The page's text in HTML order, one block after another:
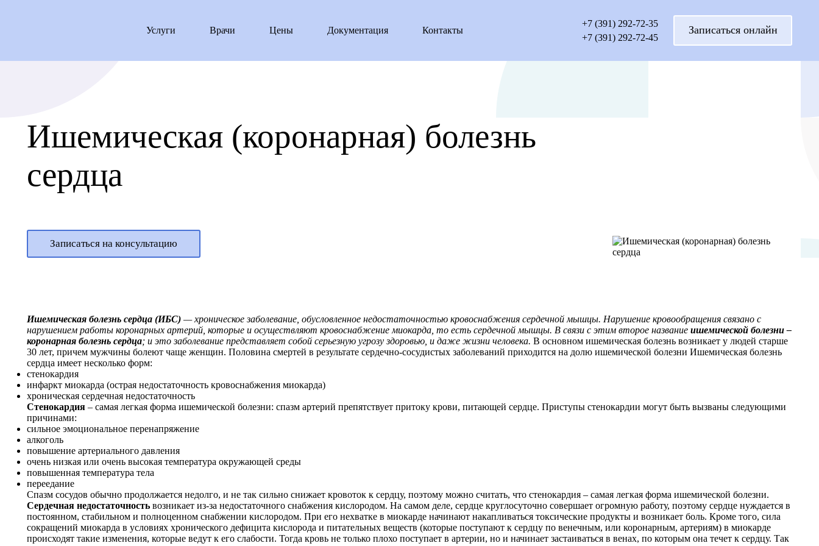
Услуги Врачи Цены Документация Контакты
+7 (391) 292-72-35
+7 (391) 292-72-45
Записаться онлайн
Ишемическая (коронарная) болезнь
сердца
Записаться на консультацию
Ишемическая болезнь сердца (ИБС) — хроническое заболевание, обусловленное недостаточностью кровоснабжения сердечной мышцы. Нарушение кровообращения связано с
нарушением работы коронарных артерий, которые и осуществляют кровоснабжение миокарда, то есть сердечной мышцы. В связи с этим второе название ишемической болезни –
коронарная болезнь сердца; и это заболевание представляет собой серьезную угрозу здоровью, и даже жизни человека. В основном ишемическая болезнь возникает у людей старше
30 лет, причем мужчины болеют чаще женщин. Половина смертей в результате сердечно-сосудистых заболеваний приходится на долю ишемической болезни Ишемическая болезнь
сердца имеет несколько форм:
стенокардия
инфаркт миокарда (острая недостаточность кровоснабжения миокарда)
хроническая сердечная недостаточность
Стенокардия – самая легкая форма ишемической болезни: спазм артерий препятствует притоку крови, питающей сердце. Приступы стенокардии могут быть вызваны следующими
причинами:
сильное эмоциональное перенапряжение
алкоголь
повышение артериального давления
очень низкая или очень высокая температура окружающей среды
повышенная температура тела
переедание
Спазм сосудов обычно продолжается недолго, и не так сильно снижает кровоток к сердцу, поэтому можно считать, что стенокардия – самая легкая форма ишемической болезни.
Сердечная недостаточность возникает из-за недостаточного снабжения кислородом. На самом деле, сердце круглосуточно совершает огромную работу, поэтому сердце нуждается в
постоянном, стабильном и полноценном снабжении кислородом. При его нехватке в миокарде начинают накапливаться токсические продукты и возникает боль. Кроме того, сила
сокращений миокарда в условиях хронического дефицита кислорода и питательных веществ (которые поступают к сердцу по венечным, или коронарным, артериям) в миокарде
происходят такие изменения, которые ведут к его слабости. Тогда кровь не только плохо поступает в артерии, но и начинает застаиваться в венах, по которым она течет к сердцу. Так